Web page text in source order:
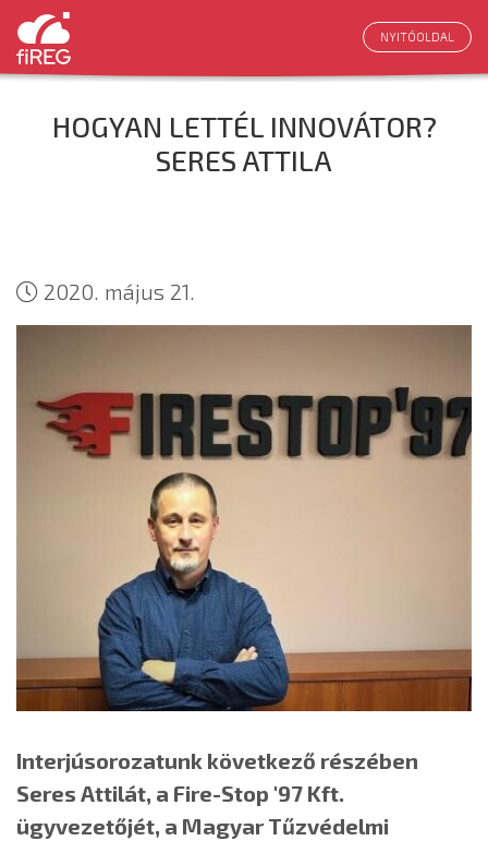
NYITÓOLDAL
HOGYAN LETTÉL INNOVÁTOR?
SERES ATTILA
2020. május 21.
Interjúsorozatunk következő részében
Seres Attilát, a Fire-Stop '97 Kft.
ügyvezetőjét, a Magyar Tűzvédelmi